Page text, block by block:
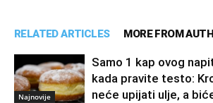
RELATED ARTICLES MORE FROM
Najnovije
Samo 1 kap ovog
kada pravite testo:
neće upijati ulje, a